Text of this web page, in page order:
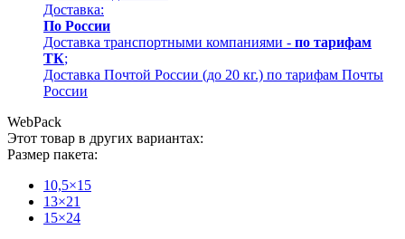
Доставка:
По России
Доставка транспортными компаниями - по тарифам
ТК;
Доставка Почтой России (до 20 кг.) по тарифам Почты
России
WebPack
Этот товар в других вариантах:
Размер пакета:
10,5×15
13×21
15×24